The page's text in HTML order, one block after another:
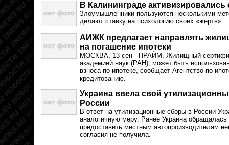
В Калининграде
Злоумышленники пользуются несколькими
делают ставку на психологию своих «жертв».
АИЖК предлагает направлять
на погашение ипотеки
МОСКВА, 13 сен - ПРАЙМ. Жилищный
академией наук (РАН), может быть
взноса по ипотеке, сообщает Агентство по
кредитованию.
Украина ввела свой
России
В ответ на утилизационные сборы в России
аналогичную меру. Ранее Украина обращалась
предоставить местным автопроизводителям
согласия не получила.